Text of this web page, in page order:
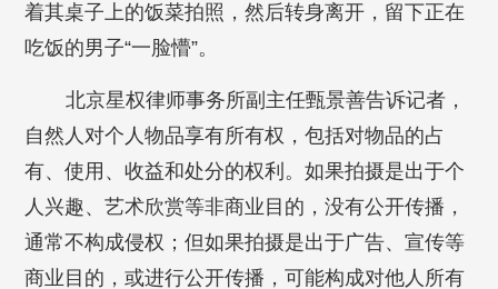
着其桌子上的饭菜拍照，然后转身离开，留下正在
吃饭的男子“一脸懵”。
北京星权律师事务所副主任甄景善告诉记者，
自然人对个人物品享有所有权，包括对物品的占
有、使用、收益和处分的权利。如果拍摄是出于个
人兴趣、艺术欣赏等非商业目的，没有公开传播，
通常不构成侵权；但如果拍摄是出于广告、宣传等
商业目的，或进行公开传播，可能构成对他人所有